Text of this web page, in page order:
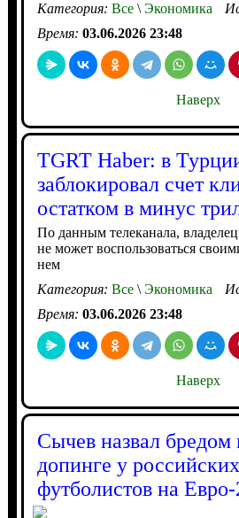
Категория: Все\Экономика
Время: 03.06.2026 23:48
Наверх
TGRT Haber: в
заблокировал счет
остатком в минус
По данным телеканала, владелец
не может воспользоваться
нем
Категория: Все\Экономика
Время: 03.06.2026 23:48
Наверх
Сычев назвал бредом
допинге у российских
футболистов на